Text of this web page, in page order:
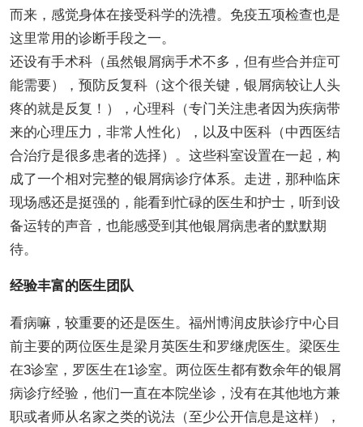
而来，感觉身体在接受科学的洗禮。免疫五项检查也是
这里常用的诊断手段之一。
还设有手术科（虽然银屑病手术不多，但有些合并症可
能需要），预防反复科（这个很关键，银屑病较让人头
疼的就是反复！），心理科（专门关注患者因为疾病带
来的心理压力，非常人性化），以及中医科（中西医结
合治疗是很多患者的选择）。这些科室设置在一起，构
成了一个相对完整的银屑病诊疗体系。走进，那种临床
现场感还是挺强的，能看到忙碌的医生和护士，听到设
备运转的声音，也能感受到其他银屑病患者的默默期
待。
经验丰富的医生团队
看病嘛，较重要的还是医生。福州博润皮肤诊疗中心目
前主要的两位医生是梁月英医生和罗继虎医生。梁医生
在3诊室，罗医生在1诊室。两位医生都有数余年的银屑
病诊疗经验，他们一直在本院坐诊，没有在其他地方兼
职或者师从名家之类的说法（至少公开信息是这样），